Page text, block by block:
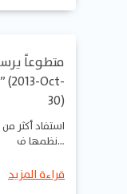
30)
نظمها ف…
قراءة المزيد